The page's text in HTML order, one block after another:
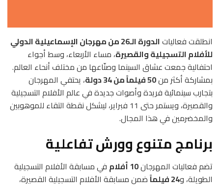
انطلقت فعاليات
الدورة الـ26 من مهرجان الإسماعيلية الدولي
للأفلام التسجيلية والقصيرة، مساء الأربعاء، وسط أجواء
احتفالية جمعت عشاق السينما وصنّاعها من مختلف أنحاء العالم.
بمشاركة أكثر من50 فيلماً من 34 دولة
، يحتفي المهرجان
بتجارب سينمائية فريدة وأصوات جديدة في عالم الأفلام التسجيلية
والقصيرة، ويستمر حتى 11 فبراير، ليشكل نقطة التقاء للموهوبين
والمخضرمين في هذا المجال.
برنامج متنوع وورش تفاعلية
تضم فعاليات المهرجان10 أفلام
في مسابقة الأفلام التسجيلية
الطويلة، و24 فيلماً
ضمن مسابقة الأفلام التسجيلية القصيرة،